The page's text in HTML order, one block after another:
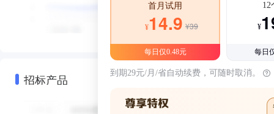
招标产品
首月试用
¥14.9 ¥39
每日仅0.48元
12
¥
每日
到期29元/月/省自动续费，可随时取消。